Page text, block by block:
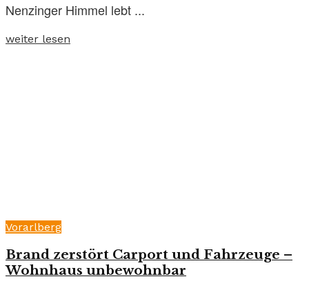
Nenzinger Himmel lebt ...
weiter lesen
Vorarlberg
Brand zerstört Carport und Fahrzeuge –
Wohnhaus unbewohnbar